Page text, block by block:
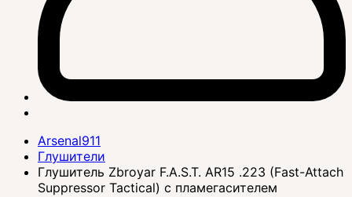
Arsenal911
Глушители
Глушитель Zbroyar F.A.S.T. AR15 .223 (Fast-Attach
Suppressor Tactical) с пламегасителем